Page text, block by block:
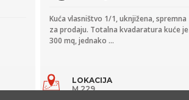
Kuća vlasništvo 1/1, uknjižena, spremna
za prodaju. Totalna kvadaratura kuće je
300 mq, jednako ...
LOKACIJA
M 229